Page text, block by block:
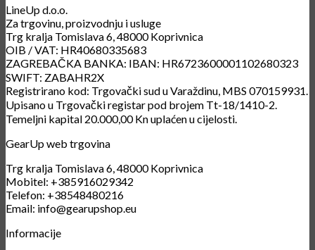
LineUp d.o.o.
Za trgovinu, proizvodnju i usluge
Trg kralja Tomislava 6, 48000 Koprivnica
OIB / VAT: HR40680335683
ZAGREBAČKA BANKA: IBAN: HR6723600001102680323
SWIFT: ZABAHR2X
Registrirano kod: Trgovački sud u Varaždinu, MBS 070159931.
Upisano u Trgovački registar pod brojem Tt-18/1410-2.
Temeljni kapital 20.000,00 Kn uplaćen u cijelosti.
GearUp web trgovina
Trg kralja Tomislava 6, 48000 Koprivnica
Mobitel: +385916029342
Telefon: +38548480216
Email: info@gearupshop.eu
Informacije